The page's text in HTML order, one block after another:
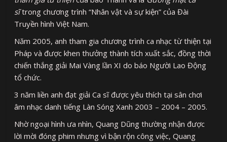
sĩtrong chương trình “Nhân vật và sự kiện” của Đài
Truyền hình Việt Nam.
Năm 2005, anh tham gia chương trình ca nhạc từ thiện tại
Pháp và được khen thưởng thành tích xuất sắc, đồng thời
chiến thắng giải Mai Vàng lần XI do báo Người Lao Động
tổ chức.
3 năm liền anh đạt giải Ca sĩ được yêu thích tại sân chơi
âm nhạc danh tiếng Làn Sóng Xanh 2003 – 2004 – 2005.
Nhờ ngoại hình ưa nhìn, Quang Dũng thường nhận được
lời mời đóng phim nhưng vì bận rộn công việc, Quang